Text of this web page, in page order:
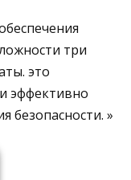
три
это
эффективно
безопасности. »